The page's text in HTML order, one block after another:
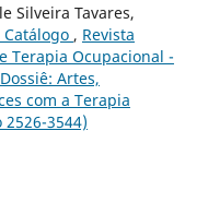
Silveira Tavares,
, Revista
Terapia Ocupacional -
Artes,
com a Terapia
3544)